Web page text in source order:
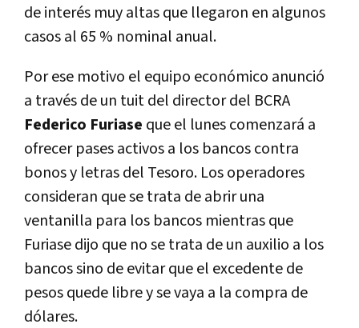
de interés muy altas que llegaron en algunos
casos al 65 % nominal anual.
Por ese motivo el equipo económico anunció
a través de un tuit del director del BCRA
Federico Furiase que el lunes comenzará a
ofrecer pases activos a los bancos contra
bonos y letras del Tesoro. Los operadores
consideran que se trata de abrir una
ventanilla para los bancos mientras que
Furiase dijo que no se trata de un auxilio a los
bancos sino de evitar que el excedente de
pesos quede libre y se vaya a la compra de
dólares.